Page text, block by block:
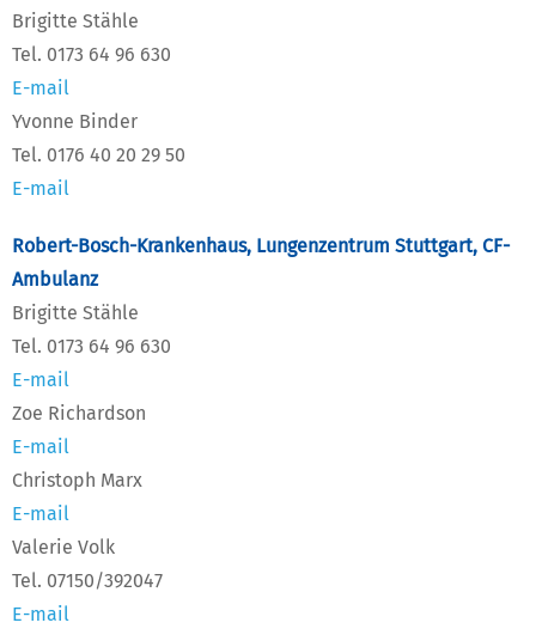
Brigitte Stähle
Tel. 0173 64 96 630
E-mail
Yvonne Binder
Tel. 0176 40 20 29 50
E-mail
Robert-Bosch-Krankenhaus, Lungenzentrum Stuttgart, CF-
Ambulanz
Brigitte Stähle
Tel. 0173 64 96 630
E-mail
Zoe Richardson
E-mail
Christoph Marx
E-mail
Valerie Volk
Tel. 07150/392047
E-mail